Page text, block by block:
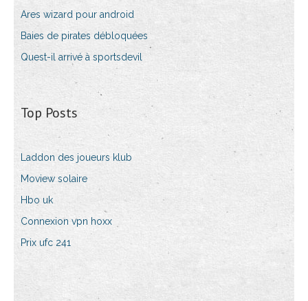
Ares wizard pour android
Baies de pirates débloquées
Quest-il arrivé à sportsdevil
Top Posts
Laddon des joueurs klub
Moview solaire
Hbo uk
Connexion vpn hoxx
Prix ufc 241